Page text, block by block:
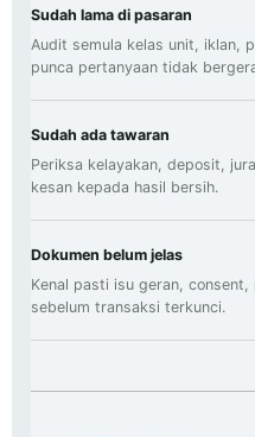
Sudah lama di pasaran
Audit semula kelas unit, iklan,
punca pertanyaan tidak
Sudah ada tawaran
Periksa kelayakan, deposit,
kesan kepada hasil bersih.
Dokumen belum jelas
Kenal pasti isu geran,
sebelum transaksi terkunci.